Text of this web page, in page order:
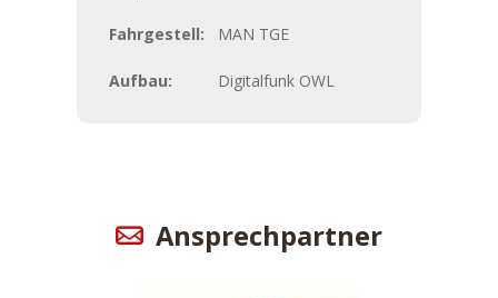
Fahrgestell: MAN TGE
Aufbau: Digitalfunk OWL
Ansprechpartner